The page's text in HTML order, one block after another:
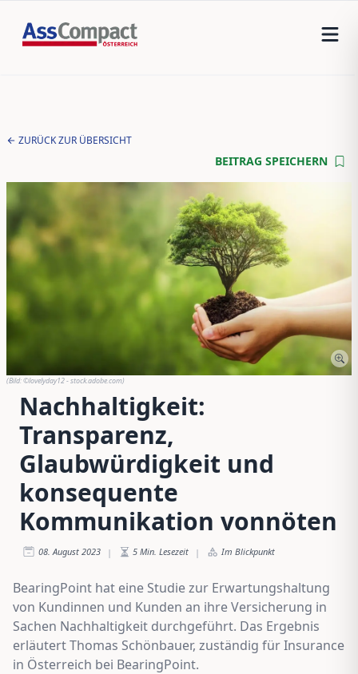
ZURÜCK ZUR ÜBERSICHT
BEITRAG SPEICHERN
(Bild:©lovelyday12 - stock.adobe.com)
Nachhaltigkeit:
Transparenz,
Glaubwürdigkeit und
konsequente
Kommunikation vonnöten
08. August 2023 | 5 Min. Lesezeit | Im Blickpunkt
BearingPoint hat eine Studie zur Erwartungshaltung
von Kundinnen und Kunden an ihre Versicherung in
Sachen Nachhaltigkeit durchgeführt. Das Ergebnis
erläutert Thomas Schönbauer, zuständig für Insurance
in Österreich bei BearingPoint.